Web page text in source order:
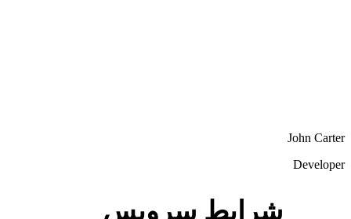
John Carter
Developer
شرایط سرویس